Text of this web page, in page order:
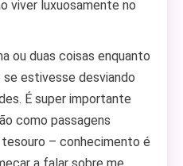
viver luxuosamente no
ou duas coisas enquanto
estivesse desviando
É super importante
como passagens
– conhecimento é